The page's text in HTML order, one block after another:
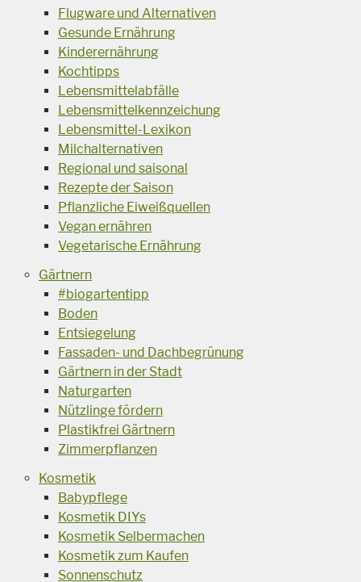
Flugware und Alternativen
Gesunde Ernährung
Kinderernährung
Kochtipps
Lebensmittelabfälle
Lebensmittelkennzeichung
Lebensmittel-Lexikon
Milchalternativen
Regional und saisonal
Rezepte der Saison
Pflanzliche Eiweißquellen
Vegan ernähren
Vegetarische Ernährung
Gärtnern
#biogartentipp
Boden
Entsiegelung
Fassaden- und Dachbegrünung
Gärtnern in der Stadt
Naturgarten
Nützlinge fördern
Plastikfrei Gärtnern
Zimmerpflanzen
Kosmetik
Babypflege
Kosmetik DIYs
Kosmetik Selbermachen
Kosmetik zum Kaufen
Sonnenschutz